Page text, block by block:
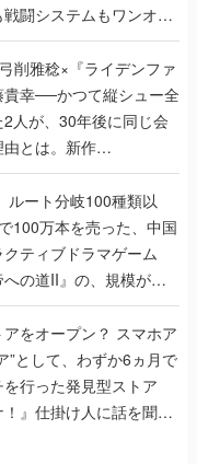
闘システムもワンオフ
を両ディレクターに聞
削雅稔×『ライデンファ
貴幸──かつて縦シュー全
人が、30年後に同じ会
とは。新作
』で初タッグを組
に訊く開発秘話
ルート分岐100種類以
100万本を売った、中国
ティブドラマゲーム
への道II』の、規模が違
ューサーに聞いた
ープン？ スマホア
”として、わずか6ヵ月で
行った発見型ストア
！』仕掛け人に話を聞い